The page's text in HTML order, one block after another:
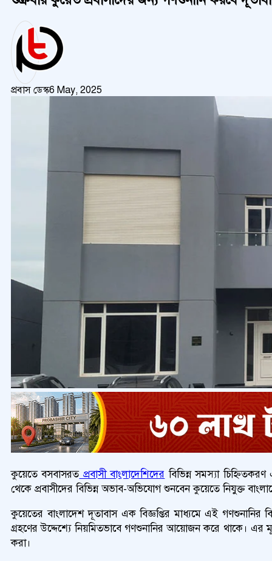
প্রবাস ডেস্ক6 May, 2025
কুয়েতে বসবাসরতপ্রবাসী বাংলাদেশিদের বিভিন্ন সমস্যা
থেকে প্রবাসীদের বিভিন্ন অভাব-অভিযোগ শুনবেন কুয়েতে নিযুক্ত
কুয়েতের বাংলাদেশ দূতাবাস এক বিজ্ঞপ্তির মাধ্যমে এই গণশুনানির
গ্রহণের উদ্দেশ্যে নিয়মিতভাবে গণশুনানির আয়োজন করে থাকে। এর
করা।